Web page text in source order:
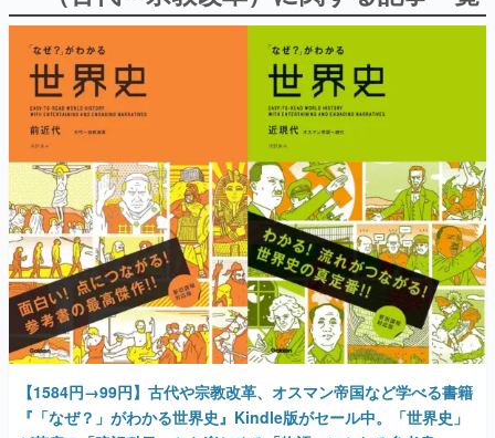
若ゲのいたり〜ゲームクリエイターの青春〜
『うつヌケ』『ペンと箸』等で知られるマンガ家・田中圭
一先生によるゲーム業界レポートマンガです。
なんでゲームは面白い？
ゲーム開発者・hamatsu氏がゲームの魅力を画面や操作の
具体的な形から解き明かしていく、硬派で骨太な評論連載
です。
ゲームが変えた日本語
「経験値」「裏技」「ラスボス」… ゲームにまつわる言葉
の起源や用法の変遷を、コンピューター文化史研究家・タ
イニーP氏が徹底調査。
カテゴリ
特集記事
マンガ
【1584円→99円】古代や宗教改革、オスマン帝国など学べる書籍
『「なぜ？」がわかる世界史』Kindle版がセール中。「世界史」
が苦痛の「暗記科目」から楽しめる「物語」にかわる参考書
2026年4月13日 公開